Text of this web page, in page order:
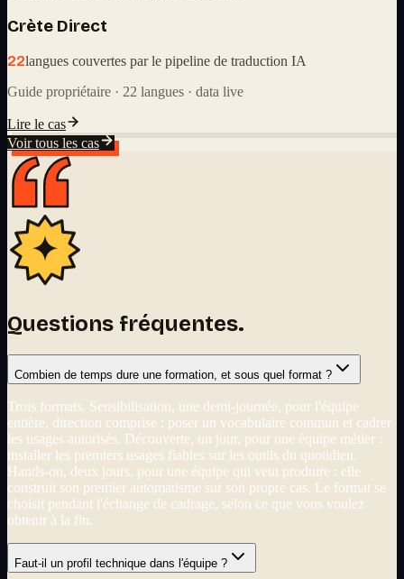
Crète Direct
22langues couvertes par le pipeline de traduction IA
Guide propriétaire · 22 langues · data live
Lire le cas
Voir tous les cas
Questions fréquentes.
Combien de temps dure une formation, et sous quel format ?
Trois formats. Sensibilisation, une demi-journée, pour l'équipe
entière, direction comprise : poser un vocabulaire commun et cadrer
les usages autorisés. Découverte, un jour, pour une équipe métier :
installer les premiers usages fiables sur les outils du quotidien.
Hands-on, deux jours, pour une équipe qui veut produire : elle
construit son premier automatisme sur son propre cas. Le format se
choisit pendant l'échange de cadrage, selon ce que vous voulez
obtenir à la fin.
Faut-il un profil technique dans l'équipe ?